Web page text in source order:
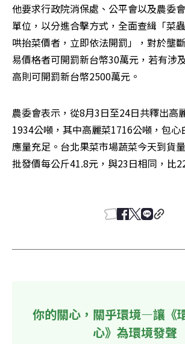
他要求行政院消保處、公平會以及農委
單位，以分進合擊方式，全面查緝「菜
哄抬菜價者，立即依法開罰」，對於壟
易價格者可開罰新台幣30萬元，若有涉
高則可開罰新台幣2500萬元。
農委會表示，從8月3日至24日共釋出高
1934公噸，其中高麗菜1716公噸，包
應量充足。台北果菜市場蔬菜今天到貨
批發價每公斤41.8元，與23日相同，比
你的關心，關乎環境—讓《
心》為環境發聲